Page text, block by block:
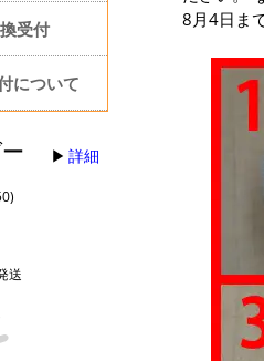
受付
について
詳細
送
8月4日ま